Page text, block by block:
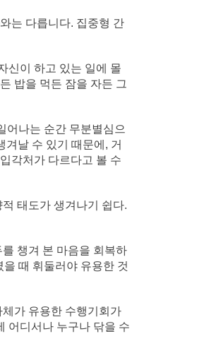
는 다릅니다. 집중형 간
신이 하고 있는 일에 몰
밥을 먹든 잠을 자든 그
어나는 순간 무분별심으
겨날 수 있기 때문에, 거
각처가 다르다고 볼 수
태도가 생겨나기 쉽다.
챙겨 본 마음을 회복하
때 휘둘러야 유용한 것
가 유용한 수행기회가
어디서나 누구나 닦을 수